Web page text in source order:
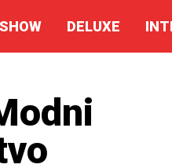
SHOW DELUXE